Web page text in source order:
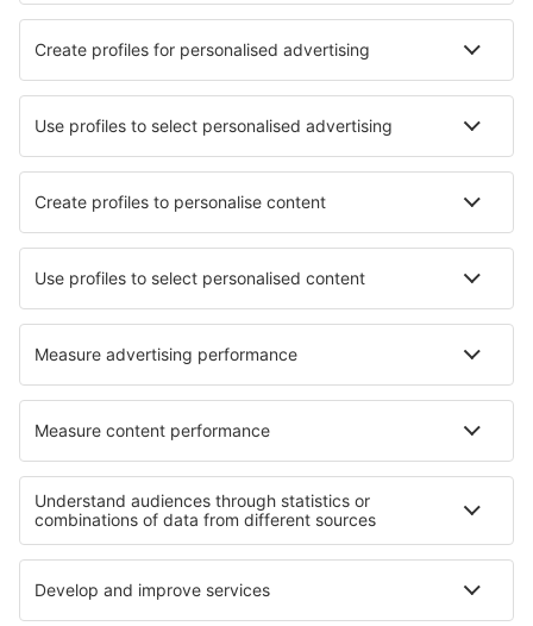
Ubytování in Sornico Ubytování in Sparreholm
Ubytování in Pavones (San Jose) Ubytování in Tordandrea
Ubytování in Hortiguela Ubytování in Puivert
Nejlepší ubytování - regiony
Ubytování v Mazurách Ubytování v Kashubia
Ubytování in Babia Góra National Park
Ubytování v Ojcowský národní park
Ubytování v Župa Constanța Ubytování v Les Menuires
Ubytování v Dobriči Ubytování v Nicaragua